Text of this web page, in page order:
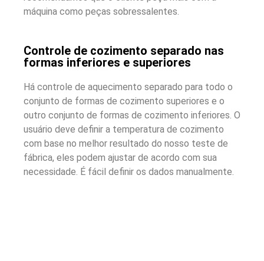
máquina como peças sobressalentes.
Controle de cozimento separado nas
formas inferiores e superiores
Há controle de aquecimento separado para todo o
conjunto de formas de cozimento superiores e o
outro conjunto de formas de cozimento inferiores. O
usuário deve definir a temperatura de cozimento
com base no melhor resultado do nosso teste de
fábrica, eles podem ajustar de acordo com sua
necessidade. É fácil definir os dados manualmente.